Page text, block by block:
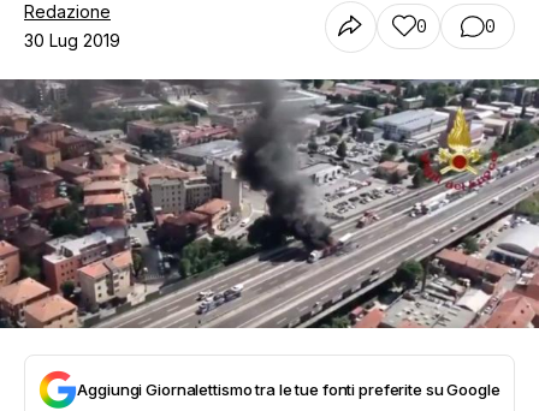
Contatti
Redazione
30 Lug 2019
0 0
Aggiungi Giornalettismo tra le tue fonti preferite su Google